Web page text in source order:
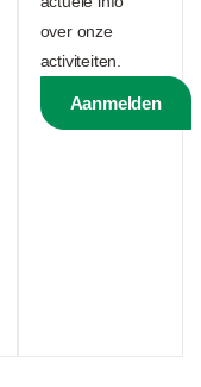
over onze
activiteiten.
Aanmelden